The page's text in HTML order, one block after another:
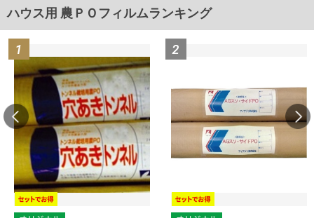
ハウス用 農ＰＯフィルムランキング